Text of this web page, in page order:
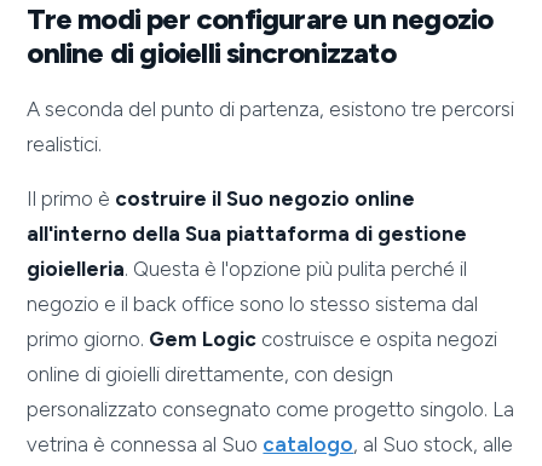
Tre modi per configurare un negozio
online di gioielli sincronizzato
A seconda del punto di partenza, esistono tre percorsi
realistici.
Il primo è costruire il Suo negozio online
all'interno della Sua piattaforma di gestione
gioielleria. Questa è l'opzione più pulita perché il
negozio e il back office sono lo stesso sistema dal
primo giorno. Gem Logic costruisce e ospita negozi
online di gioielli direttamente, con design
personalizzato consegnato come progetto singolo. La
vetrina è connessa al Suo catalogo, al Suo stock, alle